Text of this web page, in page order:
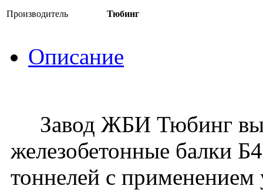
Производитель Тюбинг
Описание
Завод ЖБИ Тюбинг
железобетонные балки
тоннелей с применением